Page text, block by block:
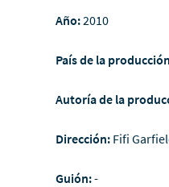
Año:2010
País de la
Autoría de la
Dirección: Fifi
Guión:-